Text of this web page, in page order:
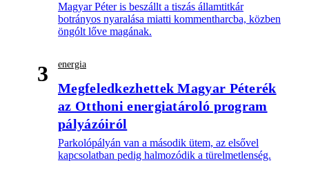
Magyar Péter is beszállt a tiszás államtitkár
botrányos nyaralása miatti kommentharcba, közben
öngólt lőve magának.
3 energia
Megfeledkezhettek Magyar Péterék
az Otthoni energiatároló program
pályázóiról
Parkolópályán van a második ütem, az elsővel
kapcsolatban pedig halmozódik a türelmetlenség.